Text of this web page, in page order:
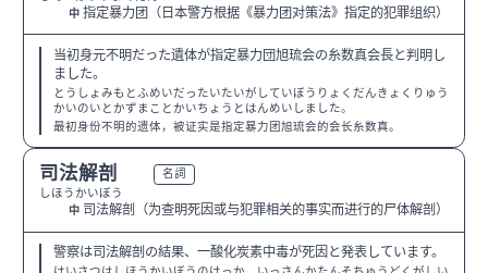
中 指定暴力团（日本警方根据《暴力团对策法》指定的犯罪组织）
当初身元不明だった遺体が指定暴力団旭琉会の糸数真会長と判明し
ました。
とうしょみもとふめいだったいたいがしていぼうりょくだんきょくりゅう
かいのいとかずまことかいちょうとはんめいしました。
最初身份不明的遗体，被证实是指定暴力团旭琉会的会长糸数真。
司法解剖
しほうかいぼう
名詞
中 司法解剖（为查明死因或与犯罪相关的事实而进行的尸体解剖）
警察は司法解剖の結果、一酸化炭素中毒が死因と発表しています。